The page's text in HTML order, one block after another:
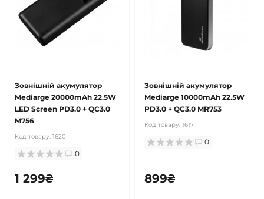
Зовнішній акумулятор
Mediarge 20000mAh 22.5W
LED Screen PD3.0 + QC3.0
M756
Код товару: 1620
0
1 299₴
Зовнішній акумулятор
Mediarge 10000mAh 22.5W
PD3.0 + QC3.0 MR753
Код товару: 1617
0
899₴